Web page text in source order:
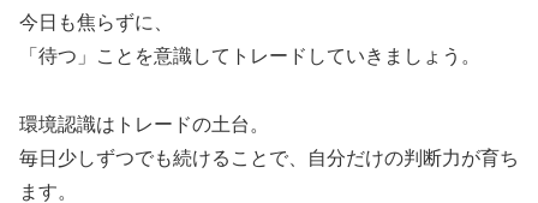
今日も焦らずに、
「待つ」ことを意識してトレードしていきましょう。
環境認識はトレードの土台。
毎日少しずつでも続けることで、自分だけの判断力が育ち
ます。